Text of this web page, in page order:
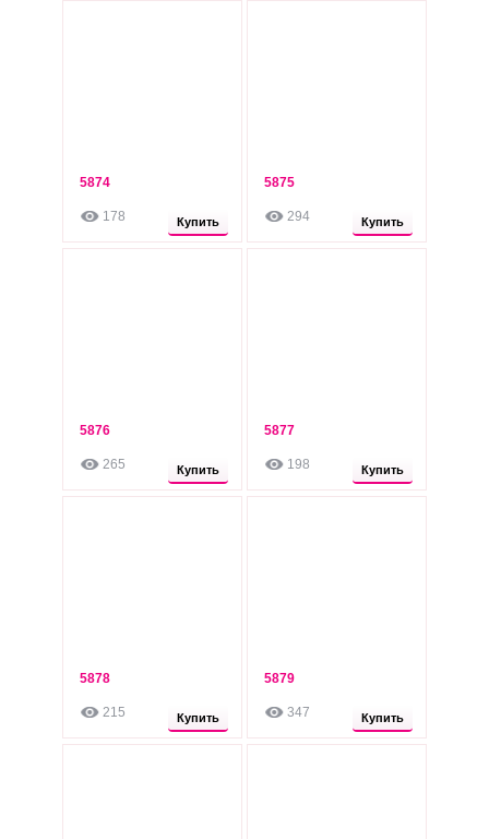
Опт: 220 грн
5874
178 Купить Опт: 220 грн
5875
294 Купить
Опт: 220 грн
5876
265 Купить Опт: 220 грн
5877
198 Купить
Опт: 220 грн
5878
215 Купить Опт: 220 грн
5879
347 Купить